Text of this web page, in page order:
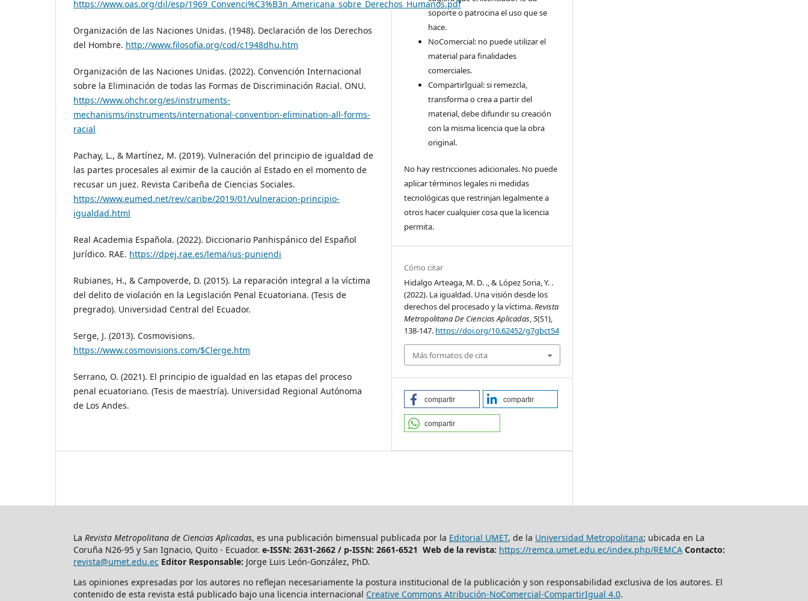
https://www.oas.org/dil/esp/1969_Convenci%C3%B3n_Americana_sobre_Derechos_Humanos.pdf
Organización de las Naciones Unidas. (1948). Declaración de los Derechos
del Hombre. http://www.filosofia.org/cod/c1948dhu.htm
Organización de las Naciones Unidas. (2022). Convención Internacional
sobre la Eliminación de todas las Formas de Discriminación Racial. ONU.
https://www.ohchr.org/es/instruments-
mechanisms/instruments/international-convention-elimination-all-forms-
racial
Pachay, L., & Martínez, M. (2019). Vulneración del principio de igualdad de
las partes procesales al eximir de la caución al Estado en el momento de
recusar un juez. Revista Caribeña de Ciencias Sociales.
https://www.eumed.net/rev/caribe/2019/01/vulneracion-principio-
igualdad.html
Real Academia Española. (2022). Diccionario Panhispánico del Español
Jurídico. RAE. https://dpej.rae.es/lema/ius-puniendi
Rubianes, H., & Campoverde, D. (2015). La reparación integral a la víctima
del delito de violación en la Legislación Penal Ecuatoriana. (Tesis de
pregrado). Universidad Central del Ecuador.
Serge, J. (2013). Cosmovisions.
https://www.cosmovisions.com/$Clerge.htm
Serrano, O. (2021). El principio de igualdad en las etapas del proceso
penal ecuatoriano. (Tesis de maestría). Universidad Regional Autónoma
de Los Andes.
soporte o patrocina el uso que se
hace.
NoComercial: no puede utilizar el
material para finalidades
comerciales.
CompartirIgual: si remezcla,
transforma o crea a partir del
material, debe difundir su creación
con la misma licencia que la obra
original.
No hay restricciones adicionales. No puede
aplicar términos legales ni medidas
tecnológicas que restrinjan legalmente a
otros hacer cualquier cosa que la licencia
permita.
Cómo citar
Hidalgo Arteaga, M. D. ., & López Soria, Y. .
(2022). La igualdad. Una visión desde los
derechos del procesado y la víctima.Revista
Metropolitana De Ciencias Aplicadas,5(S1),
138-147. https://doi.org/10.62452/g7gbct54
Más formatos de cita
compartir compartir
compartir
La Revista Metropolitana de Ciencias Aplicadas, es una publicación bimensual publicada por la Editorial UMET, de la Universidad Metropolitana; ubicada en La
Coruña N26-95 y San Ignacio, Quito - Ecuador. e-ISSN: 2631-2662 / p-ISSN: 2661-6521 Web de la revista: https://remca.umet.edu.ec/index.php/REMCA Contacto:
revista@umet.edu.ec Editor Responsable: Jorge Luis León-González, PhD.
Las opiniones expresadas por los autores no reflejan necesariamente la postura institucional de la publicación y son responsabilidad exclusiva de los autores. El
contenido de esta revista está publicado bajo una licencia internacional Creative Commons Atribución-NoComercial-CompartirIgual 4.0.